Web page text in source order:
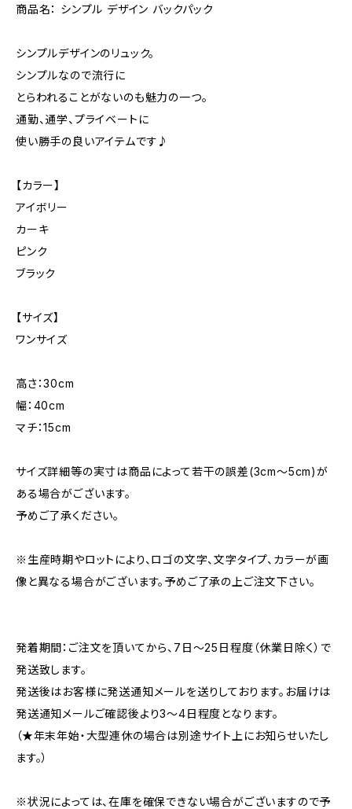
商品名： シンプル デザイン バックパック
シンプルデザインのリュック。
シンプルなので流行に
とらわれることがないのも魅力の一つ。
通勤、通学、プライベートに
使い勝手の良いアイテムです♪
【カラー】
アイボリー
カーキ
ピンク
ブラック
【サイズ】
ワンサイズ
高さ：30cm
幅：40cm
マチ：15cm
サイズ詳細等の実寸は商品によって若干の誤差(3cm〜5cm)が
ある場合がございます。
予めご了承ください。
※生産時期やロットにより、ロゴの文字、文字タイプ、カラーが画
像と異なる場合がございます。予めご了承の上ご注文下さい。
発着期間：ご注文を頂いてから、7日〜25日程度（休業日除く）で
発送致します。
発送後はお客様に発送通知メールを送りしております。お届けは
発送通知メールご確認後より3〜4日程度となります。
（★年末年始・大型連休の場合は別途サイト上にお知らせいたし
ます。）
※状況によっては、在庫を確保できない場合がございますので予